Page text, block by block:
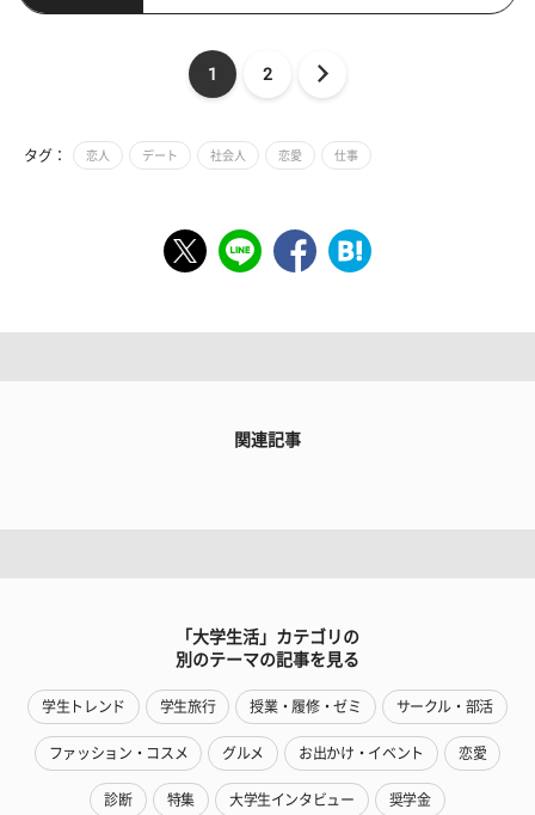
1 2
タグ： 恋人 デート 社会人 恋愛 仕事
関連記事
「大学生活」カテゴリの
別のテーマの記事を見る
学生トレンド 学生旅行 授業・履修・ゼミ サークル・部活
ファッション・コスメ グルメ お出かけ・イベント 恋愛
診断 特集 大学生インタビュー 奨学金